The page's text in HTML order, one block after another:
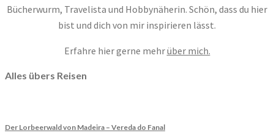
Bücherwurm, Travelista und Hobbynäherin. Schön, dass du hier
bist und dich von mir inspirieren lässt.
Erfahre hier gerne mehrüber mich.
Alles übers Reisen
Der Lorbeerwald von Madeira – Vereda do Fanal